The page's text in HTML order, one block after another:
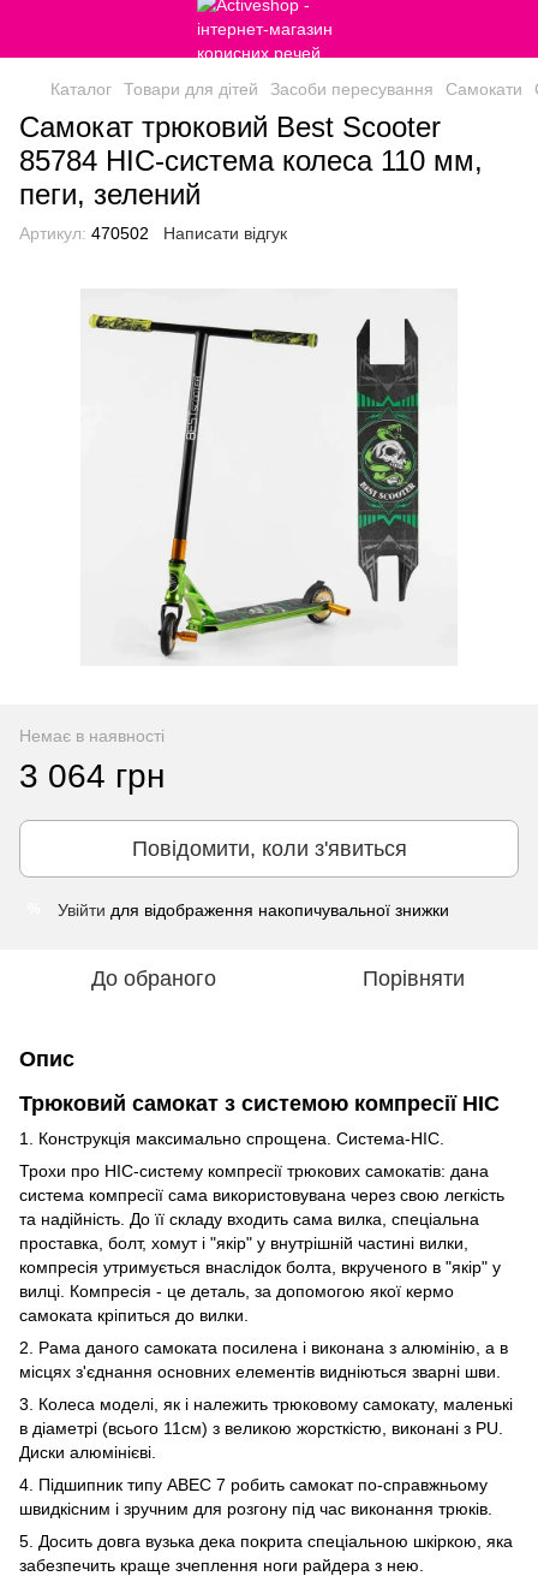
Каталог Товари для дітей Засоби пересування Самокати
Самокат трюковий Best Scooter
85784 HIC-система колеса 110 мм,
пеги, зелений
Артикул: 470502 Написати відгук
Немає в наявності
3 064 грн
Повідомити, коли з'явиться
Увійти для відображення накопичувальної знижки
До обраного Порівняти
Опис
Трюковий самокат з системою компресії HIC
1. Конструкція максимально спрощена. Система-HIC.
Трохи про HIC-систему компресії трюкових самокатів: дана
система компресії сама використовувана через свою легкість
та надійність. До її складу входить сама вилка, спеціальна
проставка, болт, хомут і "якір" у внутрішній частині вилки,
компресія утримується внаслідок болта, вкрученого в "якір" у
вилці. Компресія - це деталь, за допомогою якої кермо
самоката кріпиться до вилки.
2. Рама даного самоката посилена і виконана з алюмінію, а в
місцях з'єднання основних елементів видніються зварні шви.
3. Колеса моделі, як і належить трюковому самокату, маленькі
в діаметрі (всього 11см) з великою жорсткістю, виконані з PU.
Диски алюмінієві.
4. Підшипник типу ABEC 7 робить самокат по-справжньому
швидкісним і зручним для розгону під час виконання трюків.
5. Досить довга вузька дека покрита спеціальною шкіркою, яка
забезпечить краще зчеплення ноги райдера з нею.